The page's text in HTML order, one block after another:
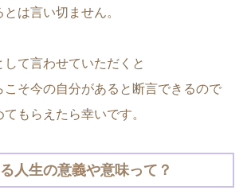
は言い切ません。
て言わせていただくと
こそ今の自分があると断言できるので
もらえたら幸いです。
人生の意義や意味って？